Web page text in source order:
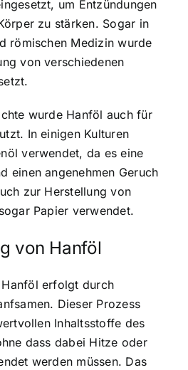
um Entzündungen
zu stärken. Sogar in
römischen Medizin wurde
von verschiedenen
wurde Hanföl auch für
In einigen Kulturen
verwendet, da es eine
einen angenehmen Geruch
zur Herstellung von
Papier verwendet.
von Hanföl
erfolgt durch
Dieser Prozess
Inhaltsstoffe des
dass dabei Hitze oder
werden müssen. Das